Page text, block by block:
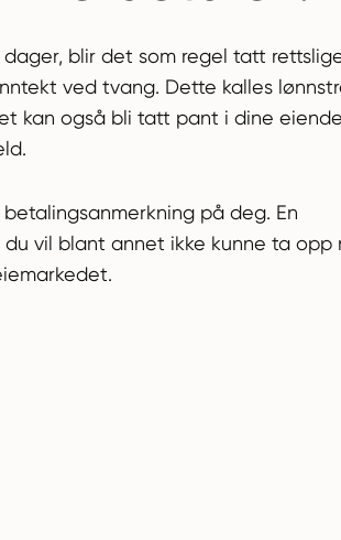
blir det som regel tatt
ved tvang. Dette kalles
kan også bli tatt pant i dine
på deg. En
vil blant annet ikke kunne ta opp